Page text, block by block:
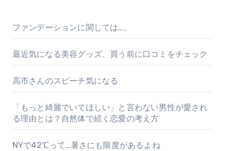
ファンデーションに関しては…。
最近気になる美容グッズ、買う前に口コミをチェック
高市さんのスピーチ気になる
「もっと綺麗でいてほしい」と言わない男性が愛され
る理由とは？自然体で続く恋愛の考え方
NYで42℃って…暑さにも限度があるよね